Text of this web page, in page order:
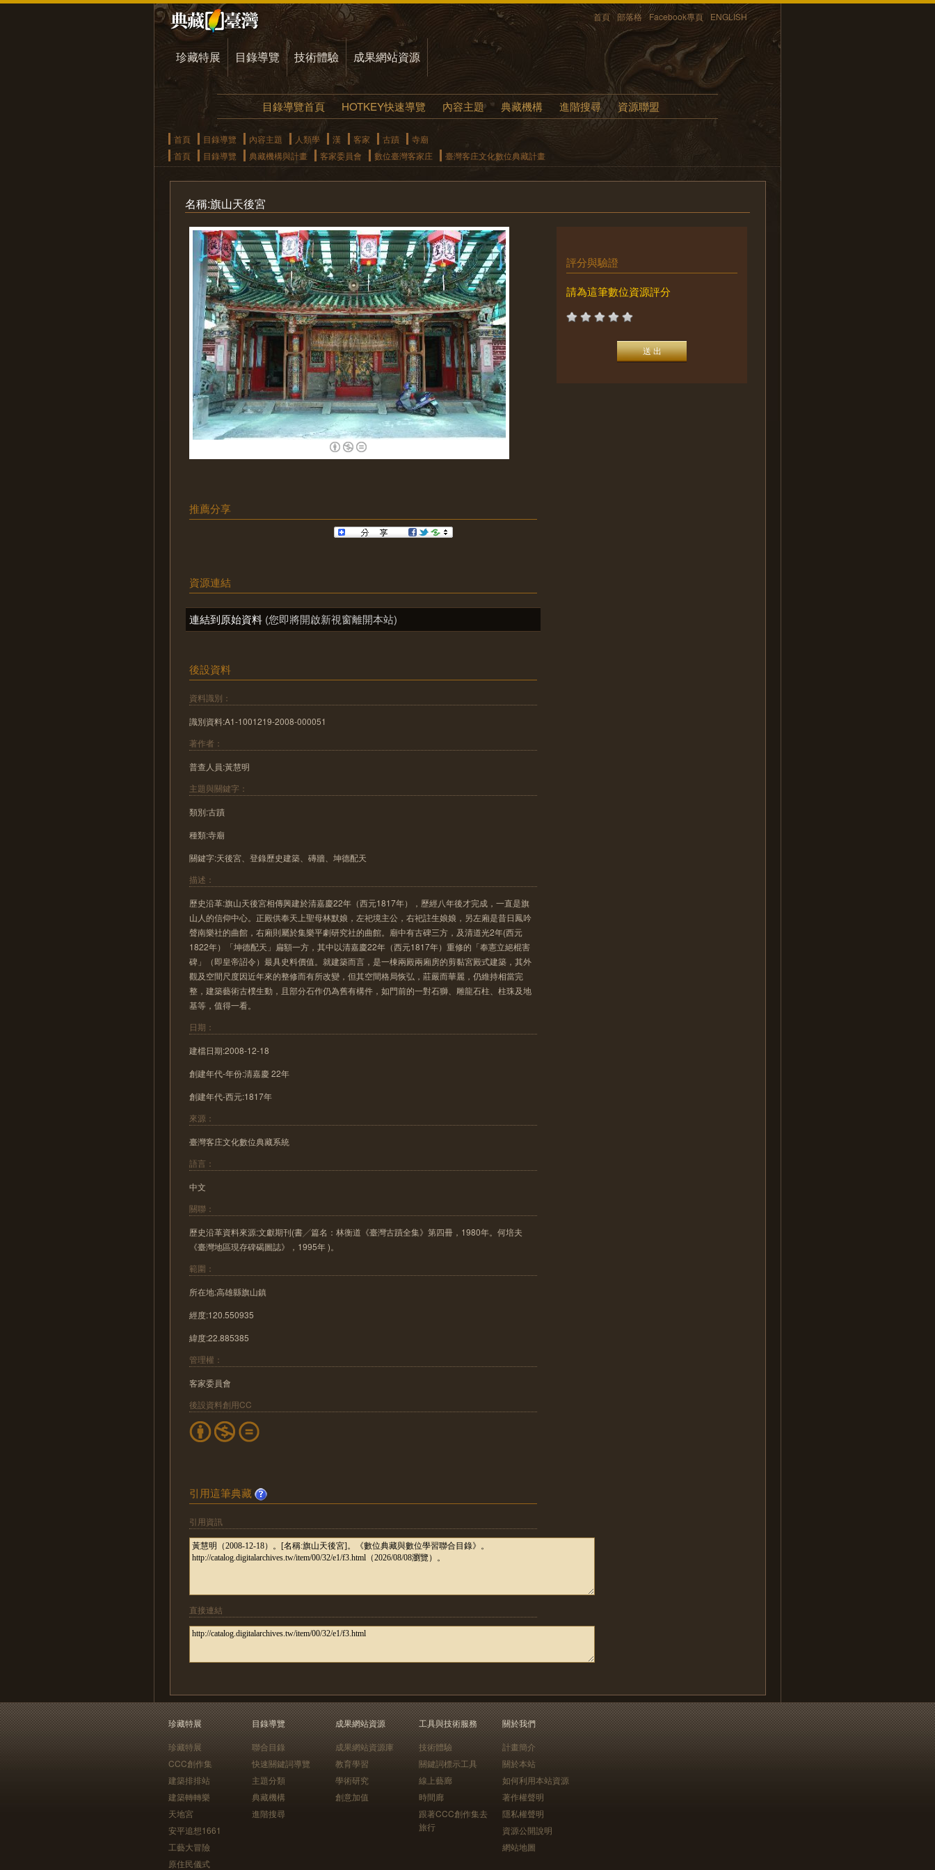
首頁 部落格 Facebook專頁 ENGLISH
珍藏特展 目錄導覽 技術體驗 成果網站資源
目錄導覽首頁 HOTKEY快速導覽 內容主題 典藏機構 進階搜尋 資源聯盟
首頁 目錄導覽 內容主題 人類學 漢 客家 古蹟
寺廟
首頁
目錄導覽 典藏機構與計畫 客家委員會 數位臺灣客家庄 臺灣客庄文化數位典藏計畫
名稱:旗山天後宮
推薦分享
資源連結
連結到原始資料 (您即將開啟新視窗離開本站)
後設資料
資料識別：
識別資料:A1-1001219-2008-000051
著作者：
普查人員:黃慧明
主題與關鍵字：
類別:古蹟
種類:寺廟
關鍵字:天後宮、登錄歷史建築、磚牆、坤德配天
描述：
歷史沿革:旗山天後宮相傳興建於清嘉慶22年（西元1817年），歷經八年後才完成，一直是旗
山人的信仰中心。正殿供奉天上聖母林默娘，左祀境主公，右祀註生娘娘，另左廂是昔日鳳吟
聲南樂社的曲館，右廂則屬於集樂平劇研究社的曲館。廟中有古碑三方，及清道光2年(西元
1822年）「坤德配天」扁額一方，其中以清嘉慶22年（西元1817年）重修的「奉憲立絕棍害
碑」（即皇帝詔令）最具史料價值。就建築而言，是一棟兩殿兩廂房的剪黏宮殿式建築，其外
觀及空間尺度因近年來的整修而有所改變，但其空間格局恢弘，莊嚴而華麗，仍維持相當完
整，建築藝術古樸生動，且部分石作仍為舊有構件，如門前的一對石獅、雕龍石柱、柱珠及地
基等，值得一看。
日期：
建檔日期:2008-12-18
創建年代-年份:清嘉慶 22年
創建年代-西元:1817年
來源：
臺灣客庄文化數位典藏系統
語言：
中文
關聯：
歷史沿革資料來源:文獻期刊(書╱篇名：林衡道《臺灣古蹟全集》第四冊，1980年。何培夫
《臺灣地區現存碑碣圖誌》，1995年 )。
範圍：
所在地:高雄縣旗山鎮
經度:120.550935
緯度:22.885385
管理權：
客家委員會
後設資料創用CC
引用這筆典藏
引用資訊
直接連結
評分與驗證
請為這筆數位資源評分
珍藏特展
珍藏特展
CCC創作集
建築排排站
建築轉轉樂
天地宮
安平追想1661
工藝大冒險
原住民儀式
目錄導覽
聯合目錄
快速關鍵詞導覽
主題分類
典藏機構
進階搜尋
成果網站資源
成果網站資源庫
教育學習
學術研究
創意加值
工具與技術服務
技術體驗
關鍵詞標示工具
線上藝廊
時間廊
跟著CCC創作集去
旅行
關於我們
計畫簡介
關於本站
如何利用本站資源
著作權聲明
隱私權聲明
資源公開說明
網站地圖